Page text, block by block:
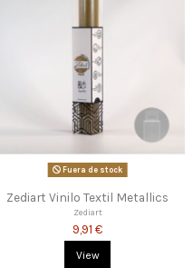
Fuera de stock
Zediart Vinilo Textil Metallics
Zediart
9,91 €
View